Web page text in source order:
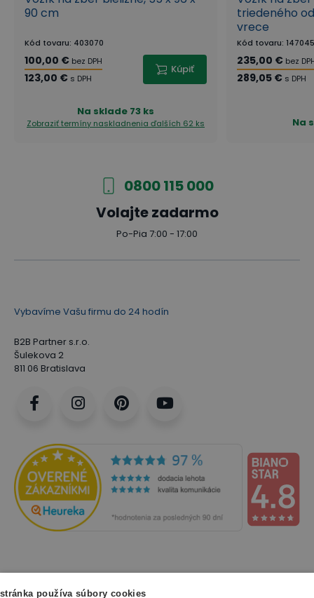
90 cm
Kód tovaru: 403070
100,00 € bez DPH
123,00 € s DPH
Kúpiť
Na sklade 73 ks
Zobraziť termíny naskladnenia ďalších 62 ks
triedeného
vrece
Kód tovaru: 147045
235,00 € bez
289,05 € s DPH
Na
0800 115 000
Volajte zadarmo
Po-Pia 7:00 - 17:00
Vybavíme Vašu firmu do 24 hodín
B2B Partner s.r.o.
Šulekova 2
811 06 Bratislava
NAKUPOVANIE
používa súbory cookies